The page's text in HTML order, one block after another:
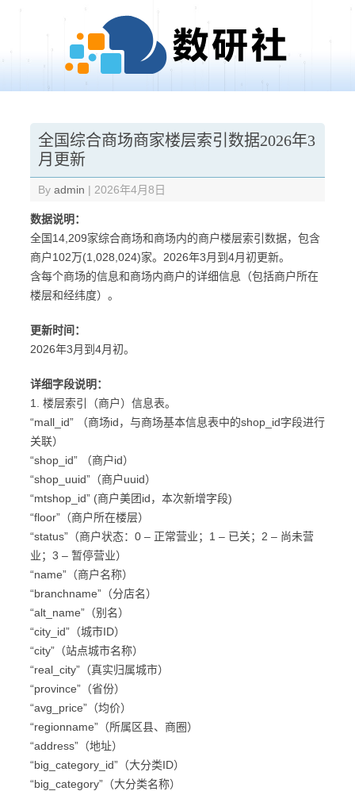
全国综合商场商家楼层索引数据2026年3
月更新
By admin | 2026年4月8日
数据说明：
全国14,209家综合商场和商场内的商户楼层索引数据，包含
商户102万(1,028,024)家。2026年3月到4月初更新。
含每个商场的信息和商场内商户的详细信息（包括商户所在
楼层和经纬度）。
更新时间：
2026年3月到4月初。
详细字段说明：
1. 楼层索引（商户）信息表。
“mall_id” （商场id，与商场基本信息表中的shop_id字段进行
关联）
“shop_id” （商户id）
“shop_uuid”（商户uuid）
“mtshop_id” (商户美团id，本次新增字段)
“floor”（商户所在楼层）
“status”（商户状态：0 – 正常营业；1 – 已关；2 – 尚未营
业；3 – 暂停营业）
“name”（商户名称）
“branchname”（分店名）
“alt_name”（别名）
“city_id”（城市ID）
“city”（站点城市名称）
“real_city”（真实归属城市）
“province”（省份）
“avg_price”（均价）
“regionname”（所属区县、商圈）
“address”（地址）
“big_category_id”（大分类ID）
“big_category”（大分类名称）